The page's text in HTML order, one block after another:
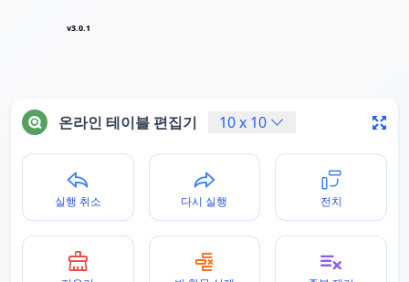
v3.0.1
온라인 테이블 편집기 10x 10
실행 취소 다시 실행 전치